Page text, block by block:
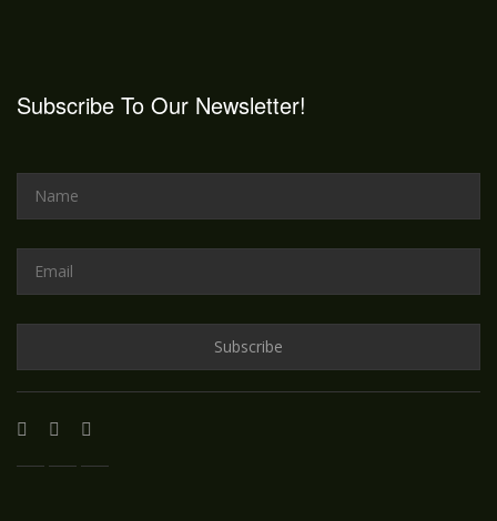
Subscribe To Our Newsletter!